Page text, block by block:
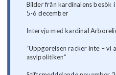
Bilder från kardinalens besök
5-6 december
Intervju med kardinal
”Uppgörelsen räcker inte – vi
asylpolitiken”